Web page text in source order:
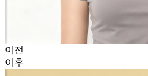
이전
이후